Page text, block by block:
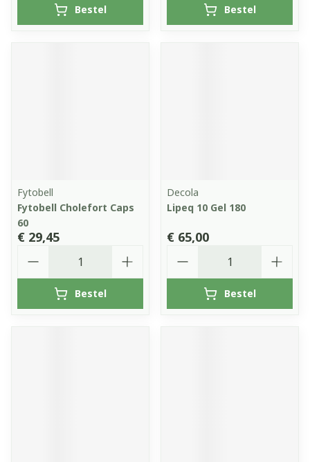
Bestel Bestel
Fytobell
Fytobell Cholefort Caps
60
€ 29,45
Bestel
Decola
Lipeq 10 Gel 180
€ 65,00
Bestel